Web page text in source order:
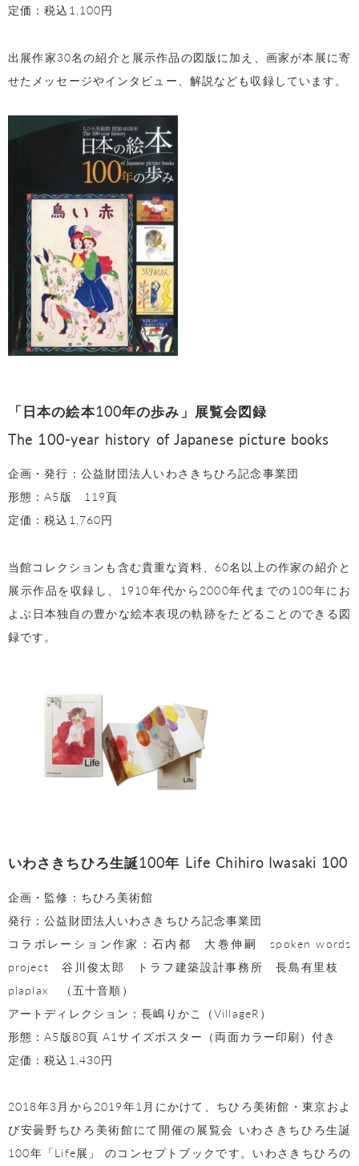
定価：税込1,100円
出展作家30名の紹介と展示作品の図版に加え、画家が本展に寄
せたメッセージやインタビュー、解説なども収録しています。
「日本の絵本100年の歩み」展覧会図録
The 100-year history of Japanese picture books
企画・発行：公益財団法人いわさきちひろ記念事業団
形態：A5版 119頁
定価：税込1,760円
当館コレクションも含む貴重な資料、60名以上の作家の紹介と
展示作品を収録し、1910年代から2000年代までの100年にお
よぶ日本独自の豊かな絵本表現の軌跡をたどることのできる図
録です。
いわさきちひろ生誕100年 Life Chihiro Iwasaki 100
企画・監修：ちひろ美術館
発行：公益財団法人いわさきちひろ記念事業団
コラボレーション作家：石内都 大巻伸嗣 spoken words
project 谷川俊太郎 トラフ建築設計事務所 長島有里枝
plaplax （五十音順）
アートディレクション：長嶋りかこ（VillageR）
形態：A5版80頁 A1サイズポスター（両面カラー印刷）付き
定価：税込1,430円
2018年3月から2019年1月にかけて、ちひろ美術館・東京およ
び安曇野ちひろ美術館にて開催の展覧会 いわさきちひろ生誕
100年「Life展」 のコンセプトブックです。いわさきちひろの